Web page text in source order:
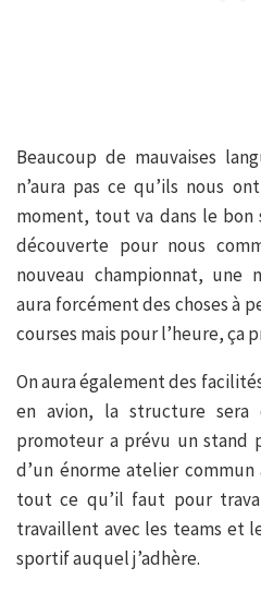
Beaucoup de mauvaises
n’aura pas ce qu’ils nous
moment, tout va dans le bon
découverte pour nous
nouveau championnat, une
aura forcément des choses à
courses mais pour l’heure, ça
On aura également des
en avion, la structure
promoteur a prévu un stand
d’un énorme atelier
tout ce qu’il faut pour
travaillent avec les teams et
sportif auquel j’adhère.